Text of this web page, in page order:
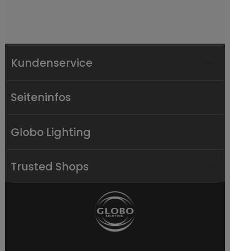
Kundenservice
Seiteninfos
Globo Lighting
Trusted Shops